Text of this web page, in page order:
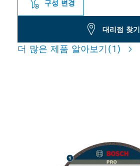
구성 변경
대리점 찾기
더 많은 제품 알아보기(1)